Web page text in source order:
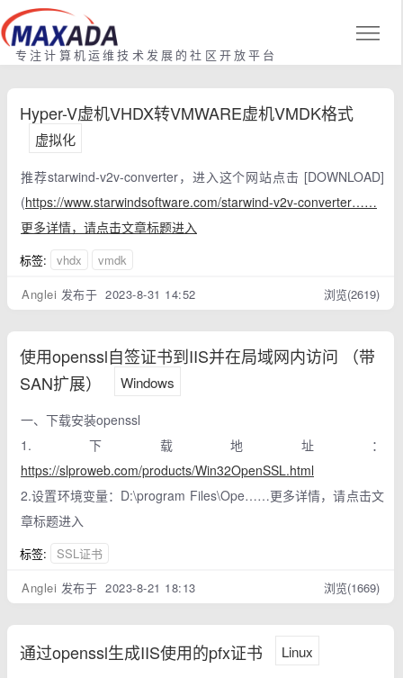
专注计算机运维技术发展的社区开放平台
Hyper-V虚机VHDX转VMWARE虚机VMDK格式
虚拟化
推荐starwind-v2v-converter，进入这个网站点击 [DOWNLOAD]
(https://www.starwindsoftware.com/starwind-v2v-converter……
更多详情，请点击文章标题进入
标签: vhdx
vmdk
Anglei 发布于 2023-8-31 14:52 浏览(2619)
使用openssl自签证书到IIS并在局域网内访问 （带
SAN扩展）
Windows
一、下载安装openssl
1.下载地址：
https://slproweb.com/products/Win32OpenSSL.html
2.设置环境变量：D:\program Files\Ope……更多详情，请点击文
章标题进入
标签:
SSL证书
Anglei 发布于 2023-8-21 18:13 浏览(1669)
通过openssl生成IIS使用的pfx证书 Linux